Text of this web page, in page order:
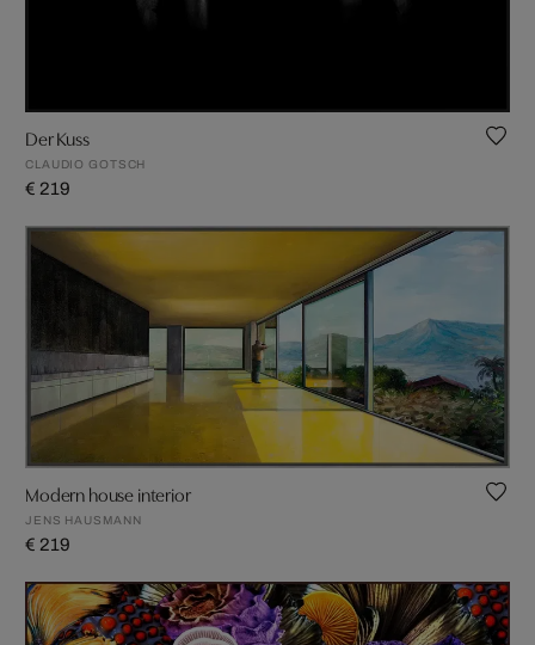
Der Kuss
CLAUDIO GOTSCH
€ 219
Modern house interior
JENS HAUSMANN
€ 219